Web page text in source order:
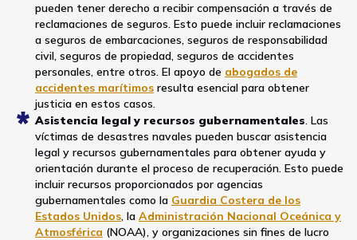
pueden tener derecho a recibir compensación a través de
reclamaciones de seguros. Esto puede incluir reclamaciones
a seguros de embarcaciones, seguros de responsabilidad
civil, seguros de propiedad, seguros de accidentes
personales, entre otros. El apoyo de abogados de
accidentes marítimos resulta esencial para obtener
justicia en estos casos.
Asistencia legal y recursos gubernamentales. Las
víctimas de desastres navales pueden buscar asistencia
legal y recursos gubernamentales para obtener ayuda y
orientación durante el proceso de recuperación. Esto puede
incluir recursos proporcionados por agencias
gubernamentales como la Guardia Costera de los
Estados Unidos, la Administración Nacional Oceánica y
Atmosférica (NOAA), y organizaciones sin fines de lucro